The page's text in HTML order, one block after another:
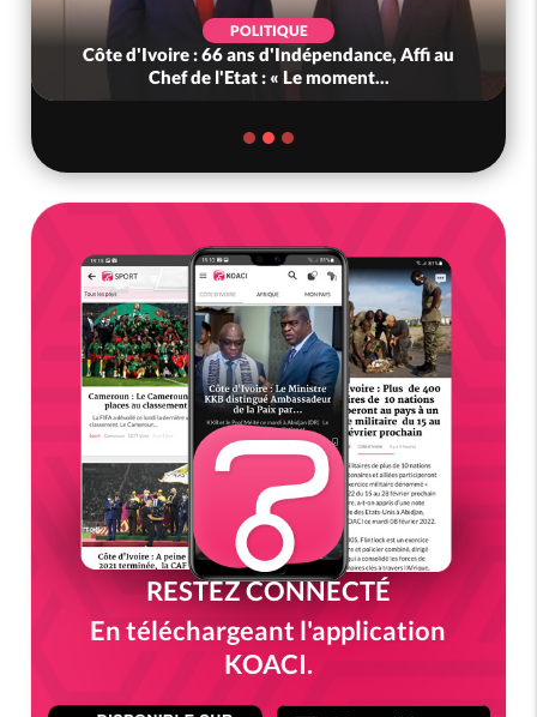
POLITIQUE
Côte d'Ivoire : PDCI, l'ancienneté de Thiam au
Bureau Politique contestée,...
RESTEZ CONNECTÉ
En téléchargeant l'application
KOACI.